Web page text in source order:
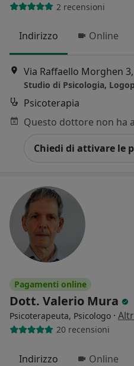
2 recensioni
Indirizzo Online
Via Raffaello Morghen
Studio di Psicologia,
Psicoterapia
Chiedi di attivare le
Pagamenti online
Dott. Valerio Mura
Psicoterapeuta, Psicologo ·
20 recensioni
Indirizzo Online